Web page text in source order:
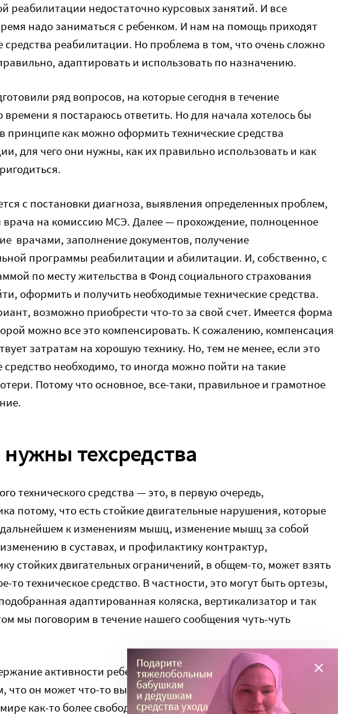
реабилитации недостаточно курсовых занятий. И все
надо заниматься с ребенком. И нам на помощь приходят
средства реабилитации. Но проблема в том, что очень сложно
адаптировать и использовать по назначению.
ряд вопросов, на которые сегодня в течение
я постараюсь ответить. Но для начала хотелось бы
принципе как можно оформить технические средства
для чего они нужны, как их правильно использовать и как
с постановки диагноза, выявления определенных проблем,
врача на комиссию МСЭ. Далее — прохождение, полноценное
врачами, заполнение документов, получение
программы реабилитации и абилитации. И, собственно, с
по месту жительства в Фонд социального страхования
оформить и получить необходимые технические средства.
возможно приобрести что-то за свой счет. Имеется форма
можно все это компенсировать. К сожалению, компенсация
затратам на хорошую технику. Но, тем не менее, если это
средство необходимо, то иногда можно пойти на такие
Потому что основное, все-таки, правильное и грамотное
техсредства
технического средства — это, в первую очередь,
потому, что есть стойкие двигательные нарушения, которые
к изменениям мышц, изменение мышц за собой
в суставах, и профилактику контрактур,
стойких двигательных ограничений, в общем-то, может взять
то техническое средство. В частности, это могут быть ортезы,
адаптированная коляска, вертикализатор и так
мы поговорим в течение нашего сообщения чуть-чуть
активности ребенка. Функциональность заключается не
что он может что-то выполнять сам, а в принципе чувствовать
как-то более свободно, более адаптированно, что-то